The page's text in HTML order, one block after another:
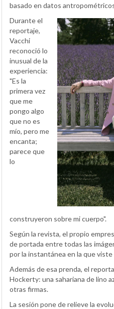
basado en datos
Durante el
reportaje,
Vacchi
reconoció lo
inusual de la
experiencia:
"Es la
primera vez
que me
pongo algo
que no es
mío, pero me
encanta;
parece que
lo
construyeron sobre mi cuerpo".
Según la revista, el propio
de portada entre todas las
por la instantánea en la que viste
Además de esa prenda, el
Hockerty: una sahariana de lino
otras firmas.
La sesión pone de relieve la